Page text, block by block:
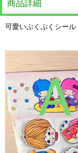
商品詳細
可愛いぷくぷくシール